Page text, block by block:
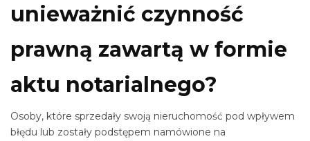
unieważnić czynność
prawną zawartą w formie
aktu notarialnego?
Osoby, które sprzedały swoją nieruchomość pod wpływem
błędu lub zostały podstępem namówione na